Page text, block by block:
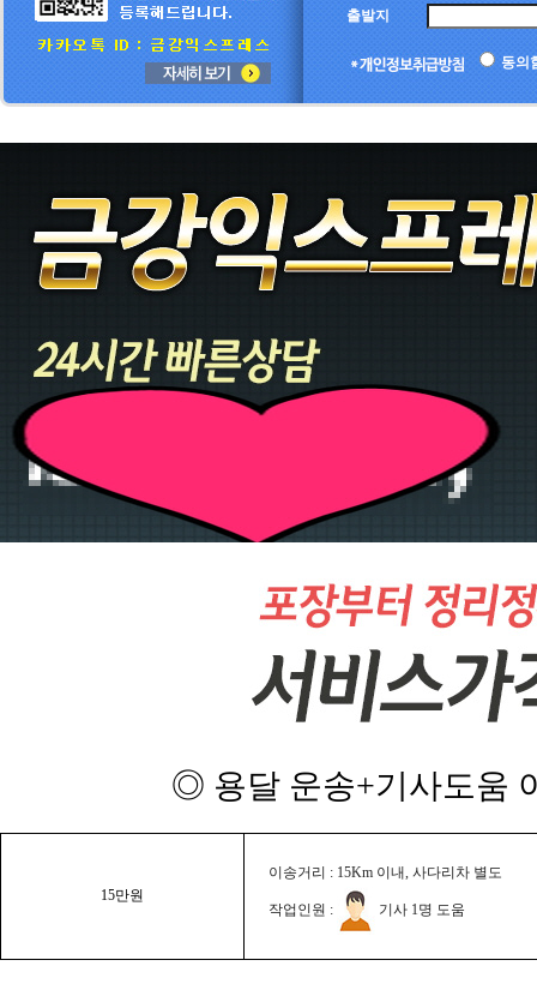
출발지
동의
◎ 용달 운송+기사도움
15만원
이송거리 : 15Km 이내, 사다리차 별도
작업인원 : 기사 1명 도움